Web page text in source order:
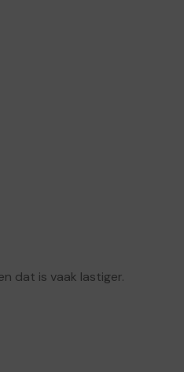
dat is vaak lastiger.